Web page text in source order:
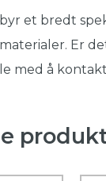
et bredt
Er
med å